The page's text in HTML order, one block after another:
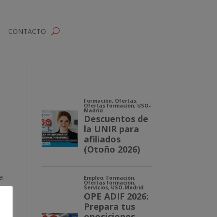
CONTACTO